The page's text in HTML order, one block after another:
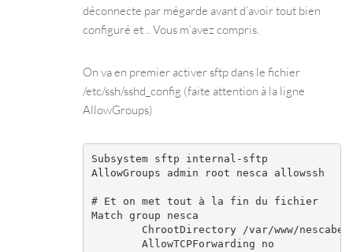
déconnecte par mégarde avant d’avoir tout bien
configuré et .. Vous m’avez compris.
On va en premier activer sftp dans le fichier
/etc/ssh/sshd_config (faite attention à la ligne
AllowGroups)
Subsystem sftp internal-sftp
AllowGroups admin root nesca allowssh
# Et on met tout à la fin du fichier
Match group nesca